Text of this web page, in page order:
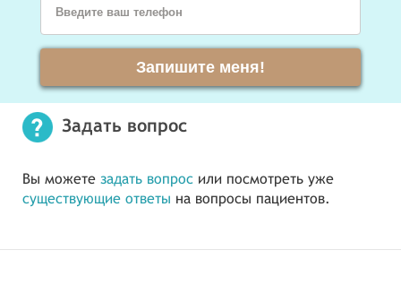
Введите ваш телефон
Запишите меня!
Задать вопрос
Вы можете задать вопрос или посмотреть уже
существующие ответы на вопросы пациентов.